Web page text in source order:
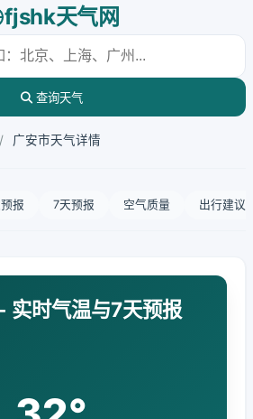
fjshk天气网
查询天气
/ 广安市天气详情
报 7天预报 空气质量 出行建议
实时气温与7天预报